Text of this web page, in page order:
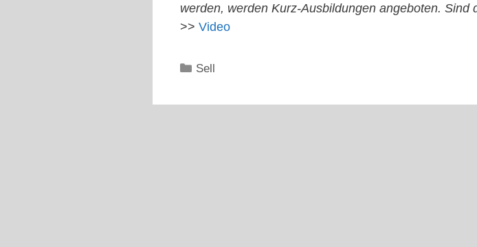
werden, werden Kurz-Ausbildungen angeboten. Sind
>> Video
Kategorien
Sell